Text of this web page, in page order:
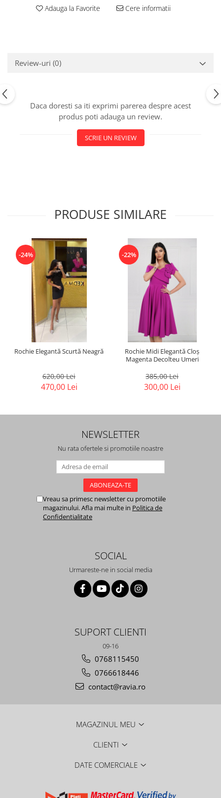
Adauga la Favorite Cere informatii
Review-uri (0)
Daca doresti sa iti exprimi parerea despre acest
produs poti adauga un review.
SCRIE UN REVIEW
PRODUSE SIMILARE
-24%
Rochie Elegantă Scurtă Neagră
620,00 Lei
470,00 Lei
-22%
Rochie Midi Elegantă Cloș
Magenta Decolteu Umeri
385,00 Lei
300,00 Lei
NEWSLETTER
Nu rata ofertele si promotiile noastre
Vreau sa primesc newsletter cu promotiile
magazinului. Afla mai multe in Politica de
Confidentialitate
SOCIAL
Urmareste-ne in social media
SUPORT CLIENTI
09-16
0768115450
0766618446
contact@ravia.ro
MAGAZINUL MEU
CLIENTI
DATE COMERCIALE